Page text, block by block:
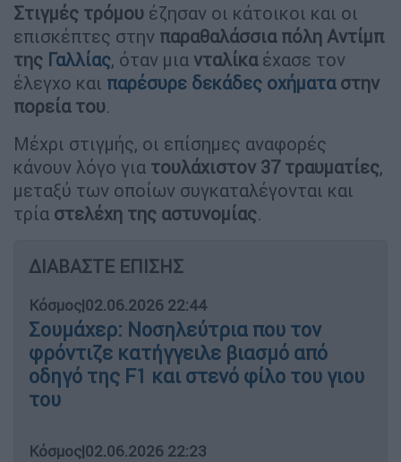
Στιγμές τρόμου έζησαν οι κάτοικοι και οι
επισκέπτες στην παραθαλάσσια πόλη Αντίμπ
της Γαλλίας, όταν μια νταλίκαέχασε τον
έλεγχο και παρέσυρε δεκάδες οχήματα στην
πορεία του.
Μέχρι στιγμής, οι επίσημες αναφορές
κάνουν λόγο για τουλάχιστον 37 τραυματίες,
μεταξύ των οποίων συγκαταλέγονται και
τρία στελέχη της αστυνομίας.
ΔΙΑΒΑΣΤΕ ΕΠΙΣΗΣ
Κόσμος|02.06.2026 22:44
Σουμάχερ: Νοσηλεύτρια που τον
φρόντιζε κατήγγειλε βιασμό από
οδηγό της F1 και στενό φίλο του γιου
του
Κόσμος|02.06.2026 22:23